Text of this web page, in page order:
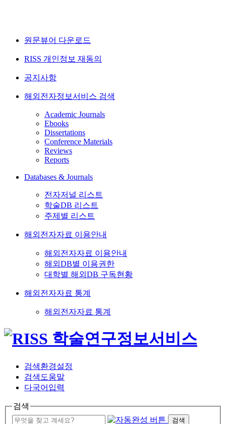
원문뷰어 다운로드
RISS 개인정보 재동의
공지사항
해외전자정보서비스 검색
Academic Journals
Ebooks
Dissertations
Conference Materials
Reviews
Reports
Databases & Journals
전자저널 리스트
학술DB 리스트
주제별 리스트
해외전자자료 이용안내
해외전자자료 이용안내
해외DB별 이용권한
대학별 해외DB 구독현황
해외전자자료 통계
해외전자자료 통계
검색환경설정
검색도움말
다국어입력
검색
검색